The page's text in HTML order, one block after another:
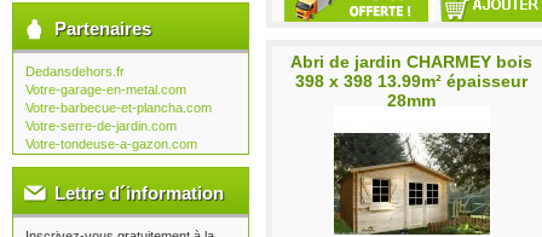
Partenaires
Dedansdehors.fr
Votre-garage-en-metal.com
Votre-barbecue-et-plancha.com
Votre-serre-de-jardin.com
Votre-tondeuse-a-gazon.com
Lettre d´information
Abri de jardin CHARMEY bois
398 x 398 13.99m² épaisseur
28mm